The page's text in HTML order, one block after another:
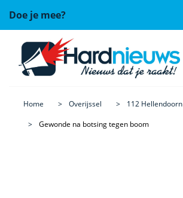
Doe je mee?
Home Overijssel
112 Hellendoorn
Gewonde na botsing tegen boom